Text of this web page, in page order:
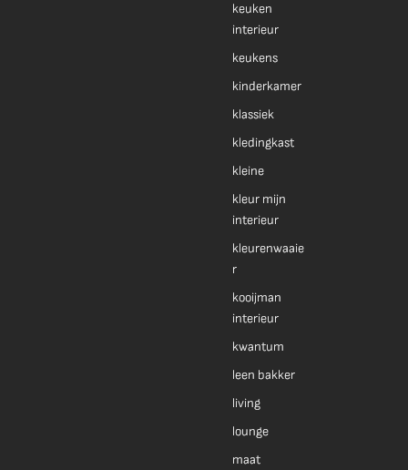
keuken
interieur
keukens
kinderkamer
klassiek
kledingkast
kleine
kleur mijn
interieur
kleurenwaaie
r
kooijman
interieur
kwantum
leen bakker
living
lounge
maat